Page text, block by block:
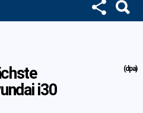
i30
(dpa)